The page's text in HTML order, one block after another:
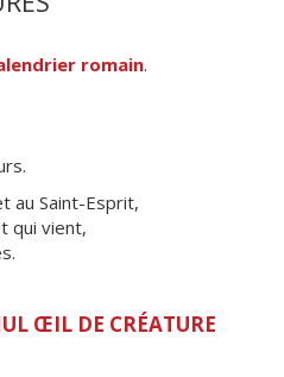
romain.
au Saint-Esprit,
qui vient,
ŒIL DE CRÉATURE